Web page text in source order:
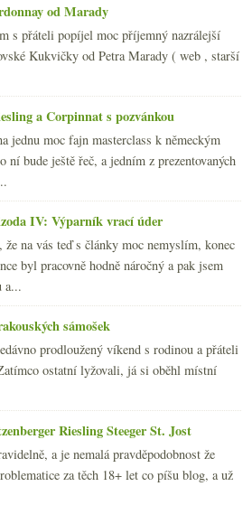
od Marady
s přáteli popíjel moc příjemný nazrálejší
Kukvičky od Petra Marady ( web , starší
a Corpinnat s pozvánkou
jednu moc fajn masterclass k německým
ní bude ještě řeč, a jedním z prezentovaných
IV: Výparník vrací úder
že na vás teď s články moc nemyslím, konec
byl pracovně hodně náročný a pak jsem
a...
sámošek
prodloužený víkend s rodinou a přáteli
ostatní lyžovali, já si oběhl místní
Riesling Steeger St. Jost
a je nemalá pravděpodobnost že
za těch 18+ let co píšu blog, a už